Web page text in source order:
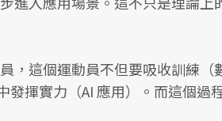
，這個運動員不但要吸收訓練（
揮實力（AI 應用）。而這個過